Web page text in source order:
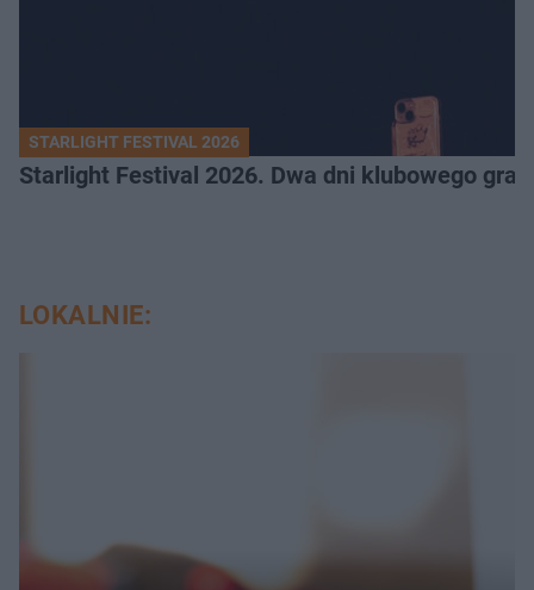
STARLIGHT FESTIVAL 2026
Starlight Festival 2026. Dwa dni klubowego
LOKALNIE: